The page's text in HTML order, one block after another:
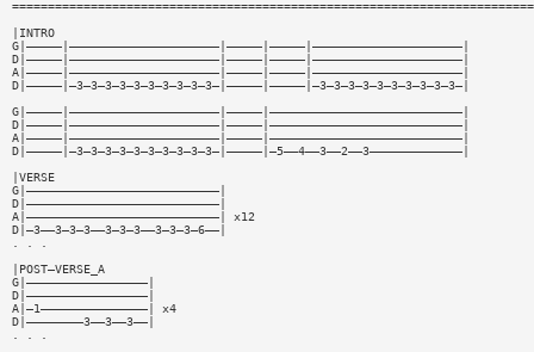
|INTRO
G|—————|—————————————————————|—————|—————|—————————————————————|
D|—————|—————————————————————|—————|—————|—————————————————————|
A|—————|—————————————————————|—————|—————|—————————————————————|
D|—————|—3—3—3—3—3—3—3—3—3—3—|—————|—————|—3—3—3—3—3—3—3—3—3—3—|
G|—————|—————————————————————|—————|———————————————————————————|
D|—————|—————————————————————|—————|———————————————————————————|
A|—————|—————————————————————|—————|———————————————————————————|
D|—————|—3—3—3—3—3—3—3—3—3—3—|—————|—5——4——3——2——3—————————————|
|VERSE
G|———————————————————————————|
D|———————————————————————————|
A|———————————————————————————| x12
D|—3——3—3—3——3—3—3——3—3—3—6——|
|POST—VERSE_A
G|—————————————————|
D|—————————————————|
A|—1———————————————| x4
D|————————3——3——3——|